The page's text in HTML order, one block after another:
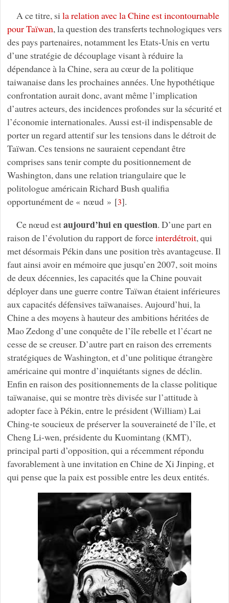
A ce titre, sila relation avec la Chine est incontournable
pour Taïwan, la question des transferts technologiques vers
des pays partenaires, notamment les Etats-Unis en vertu
d’une stratégie de découplage visant à réduire la
dépendance à la Chine, sera au cœur de la politique
taiwanaise dans les prochaines années. Une hypothétique
confrontation aurait donc, avant même l’implication
d’autres acteurs, des incidences profondes sur la sécurité et
l’économie internationales. Aussi est-il indispensable de
porter un regard attentif sur les tensions dans le détroit de
Taïwan. Ces tensions ne sauraient cependant être
comprises sans tenir compte du positionnement de
Washington, dans une relation triangulaire que le
politologue américain Richard Bush qualifia
opportunément de « nœud » [3].
Ce nœud estaujourd’hui en question. D’une part en
raison de l’évolution du rapport de forceinterdétroit, qui
met désormais Pékin dans une position très avantageuse. Il
faut ainsi avoir en mémoire que jusqu’en 2007, soit moins
de deux décennies, les capacités que la Chine pouvait
déployer dans une guerre contre Taïwan étaient inférieures
aux capacités défensives taïwanaises. Aujourd’hui, la
Chine a des moyens à hauteur des ambitions héritées de
Mao Zedong d’une conquête de l’île rebelle et l’écart ne
cesse de se creuser. D’autre part en raison des errements
stratégiques de Washington, et d’une politique étrangère
américaine qui montre d’inquiétants signes de déclin.
Enfin en raison des positionnements de la classe politique
taïwanaise, qui se montre très divisée sur l’attitude à
adopter face à Pékin, entre le président (William) Lai
Ching-te soucieux de préserver la souveraineté de l’île, et
Cheng Li-wen, présidente du Kuomintang (KMT),
principal parti d’opposition, qui a récemment répondu
favorablement à une invitation en Chine de Xi Jinping, et
qui pense que la paix est possible entre les deux entités.